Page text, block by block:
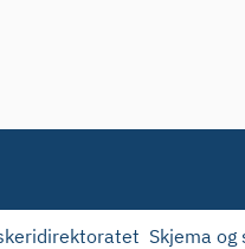
Skjema og